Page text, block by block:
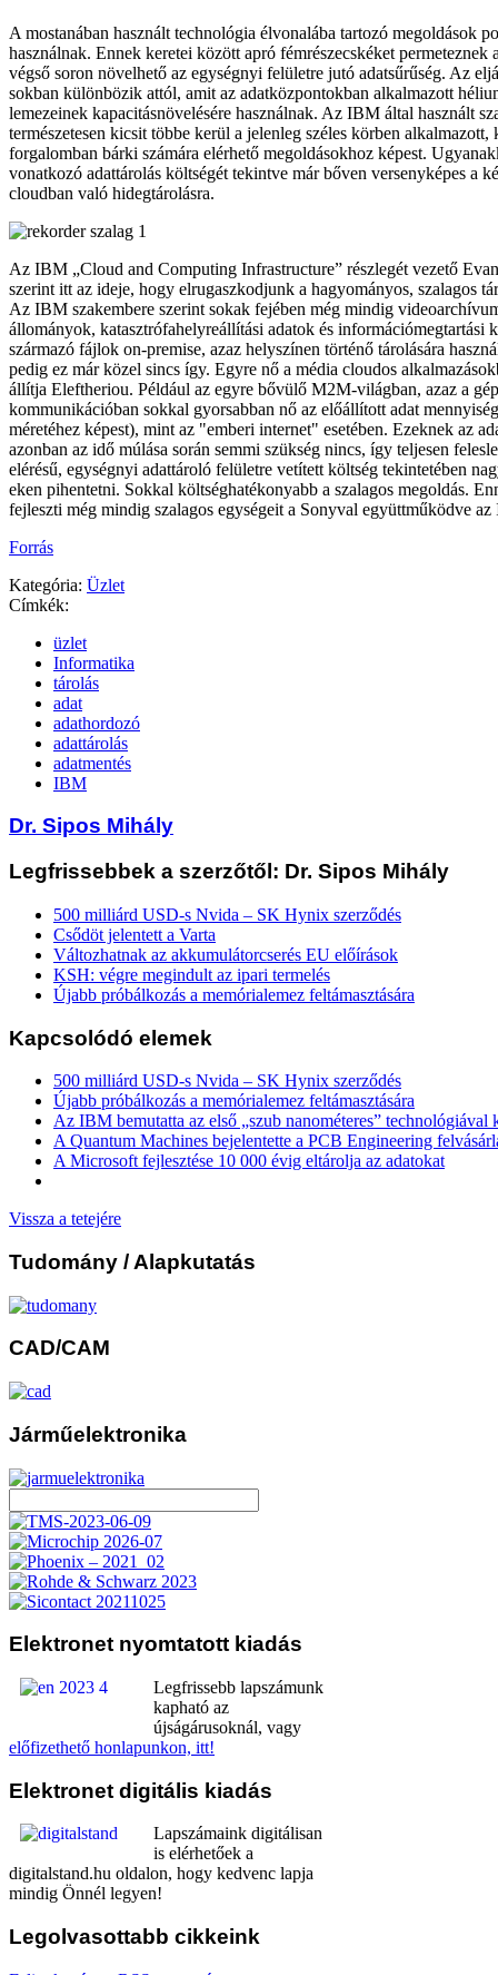
A mostanában használt technológia élvonalába tartozó megoldások
használnak. Ennek keretei között apró fémrészecskéket permeteznek
végső soron növelhető az egységnyi felületre jutó adatsűrűség. Az
sokban különbözik attól, amit az adatközpontokban alkalmazott
lemezeinek kapacitásnövelésére használnak. Az IBM által használt
természetesen kicsit többe kerül a jelenleg széles körben alkalmazott,
forgalomban bárki számára elérhető megoldásokhoz képest.
vonatkozó adattárolás költségét tekintve már bőven versenyképes a
cloudban való hidegtárolásra.
Az IBM „Cloud and Computing Infrastructure” részlegét vezető
szerint itt az ideje, hogy elrugaszkodjunk a hagyományos, szalagos
Az IBM szakembere szerint sokak fejében még mindig
állományok, katasztrófahelyreállítási adatok és információmegtartási
származó fájlok on-premise, azaz helyszínen történő tárolására
pedig ez már közel sincs így. Egyre nő a média cloudos
állítja Eleftheriou. Például az egyre bővülő M2M-világban, azaz a
kommunikációban sokkal gyorsabban nő az előállított adat
méretéhez képest), mint az "emberi internet" esetében. Ezeknek az
azonban az idő múlása során semmi szükség nincs, így teljesen
elérésű, egységnyi adattároló felületre vetített költség tekintetében
eken pihentetni. Sokkal költséghatékonyabb a szalagos megoldás.
fejleszti még mindig szalagos egységeit a Sonyval együttműködve
Forrás
Kategória: Üzlet
Címkék:
üzlet
Informatika
tárolás
adat
adathordozó
adattárolás
adatmentés
IBM
Dr. Sipos Mihály
Legfrissebbek a szerzőtől: Dr. Sipos Mihály
500 milliárd USD-s Nvida – SK Hynix szerződés
Csődöt jelentett a Varta
Változhatnak az akkumulátorcserés EU előírások
KSH: végre megindult az ipari termelés
Újabb próbálkozás a memórialemez feltámasztására
Kapcsolódó elemek
500 milliárd USD-s Nvida – SK Hynix szerződés
Újabb próbálkozás a memórialemez feltámasztására
Az IBM bemutatta az első „szub nanométeres” technológiával
A Quantum Machines bejelentette a PCB Engineering
A Microsoft fejlesztése 10 000 évig eltárolja az adatokat
Vissza a tetejére
Tudomány / Alapkutatás
CAD/CAM
Járműelektronika
Elektronet nyomtatott kiadás
Legfrissebb lapszámunk
kapható az
újságárusoknál, vagy
előfizethető honlapunkon, itt!
Elektronet digitális kiadás
Lapszámaink digitálisan
is elérhetőek a
digitalstand.hu oldalon, hogy kedvenc lapja
mindig Önnél legyen!
Legolvasottabb cikkeink